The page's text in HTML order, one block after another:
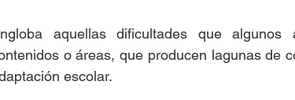
aquellas dificultades que algunos
o áreas, que producen lagunas de
escolar.